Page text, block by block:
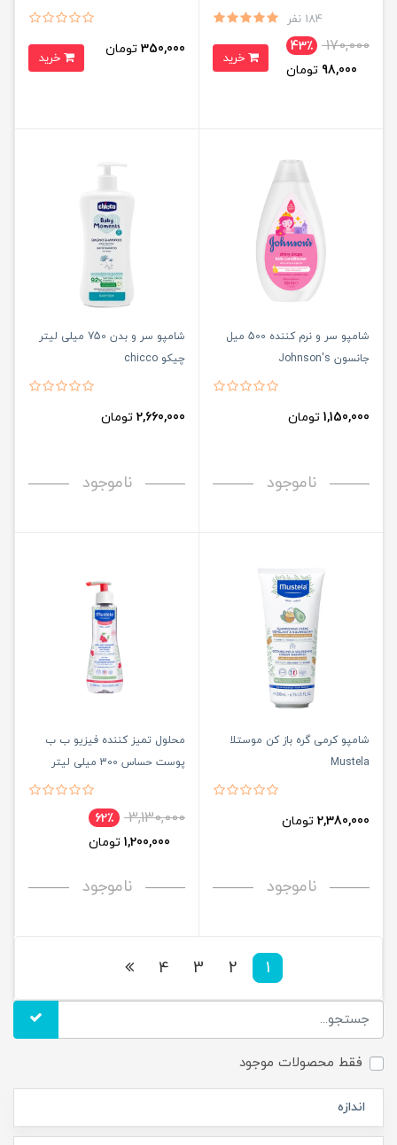
184 نفر
170,000
43٪
98,000 تومان
350,000 تومان
شامپو سر و نرم کننده 500 میل
جانسون Johnson's
1,150,000 تومان
ناموجود
شامپو سر و بدن 750 میلی لیتر
چیکو chicco
2,660,000 تومان
ناموجود
شامپو کرمی گره باز کن موستلا
Mustela
2,380,000 تومان
ناموجود
محلول تمیز کننده فیزیو ب ب
پوست حساس 300 میلی لیتر
3,130,000
62٪
1,200,000 تومان
ناموجود
1
2
3
4
فقط محصولات موجود
اندازه